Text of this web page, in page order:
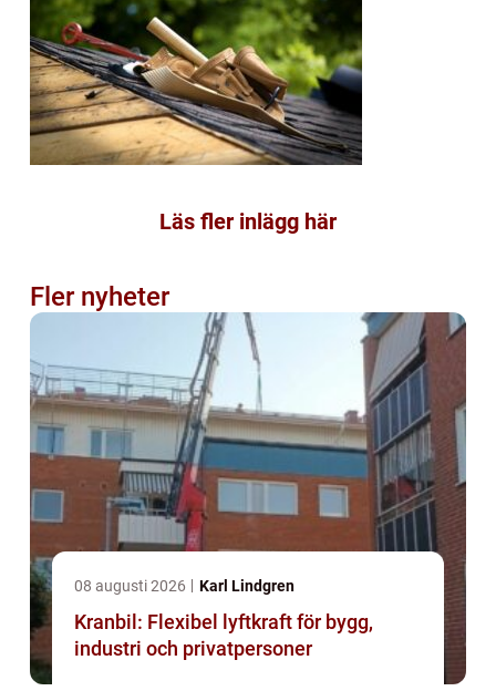
Läs fler inlägg här
Fler nyheter
08 augusti 2026 Karl Lindgren
Kranbil: Flexibel lyftkraft för bygg,
industri och privatpersoner